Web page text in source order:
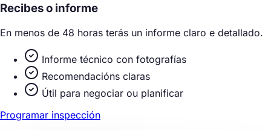
Recibes o informe
En menos de 48 horas terás un informe claro e detallado.
Informe técnico con fotografías
Recomendacións claras
Útil para negociar ou planificar
Programar inspección